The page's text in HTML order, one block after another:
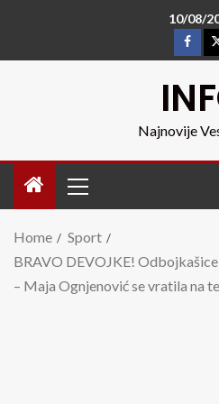
10/08/
Najnovije
Home
Sport
BRAVO DEVOJKE!
– Maja Ognjenović se vratila na